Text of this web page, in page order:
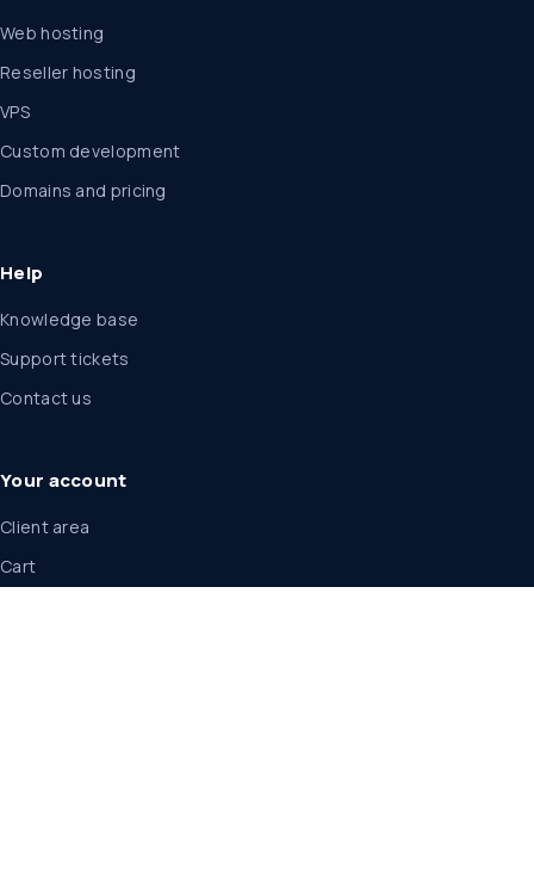
Web hosting
Reseller hosting
VPS
Custom development
Domains and pricing
Help
Knowledge base
Support tickets
Contact us
Your account
Client area
Cart